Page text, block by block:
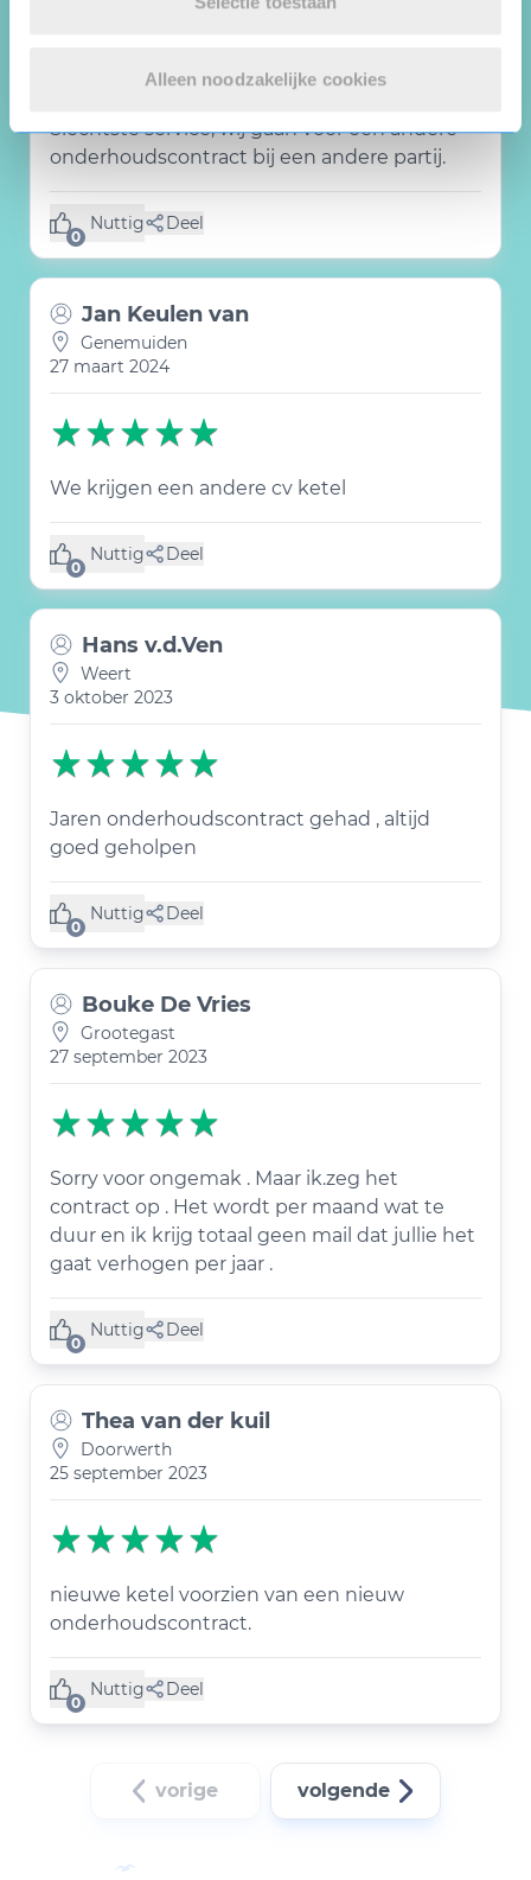
Alleen noodzakelijke cookies
Slechtste service, wij gaan voor een andere
onderhoudscontract bij een andere partij.
0
Nuttig
(0 like) Deel
Jan Keulen van
Genemuiden
27 maart 2024
We krijgen een andere cv ketel
0
Nuttig
(0 like) Deel
Hans v.d.Ven
Weert
3 oktober 2023
Jaren onderhoudscontract gehad , altijd
goed geholpen
0
Nuttig
(0 like) Deel
Bouke De Vries
Grootegast
27 september 2023
Sorry voor ongemak . Maar ik.zeg het
contract op . Het wordt per maand wat te
duur en ik krijg totaal geen mail dat jullie het
gaat verhogen per jaar .
0
Nuttig
(0 like) Deel
Thea van der kuil
Doorwerth
25 september 2023
nieuwe ketel voorzien van een nieuw
onderhoudscontract.
0
Nuttig
(0 like) Deel
vorige volgende